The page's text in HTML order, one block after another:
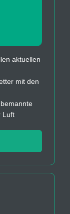
aktuellen
mit den
Luft